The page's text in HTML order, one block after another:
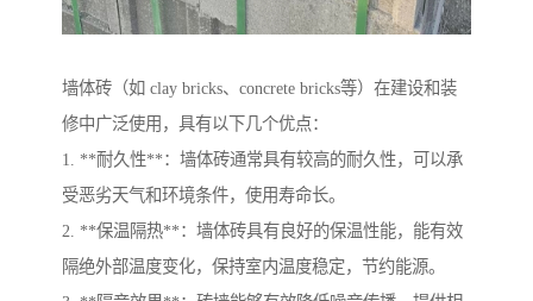
墙体砖（如 clay bricks、concrete bricks等）在建设和装
修中广泛使用，具有以下几个优点：
1. **耐久性**：墙体砖通常具有较高的耐久性，可以承
受恶劣天气和环境条件，使用寿命长。
2. **保温隔热**：墙体砖具有良好的保温性能，能有效
隔绝外部温度变化，保持室内温度稳定，节约能源。